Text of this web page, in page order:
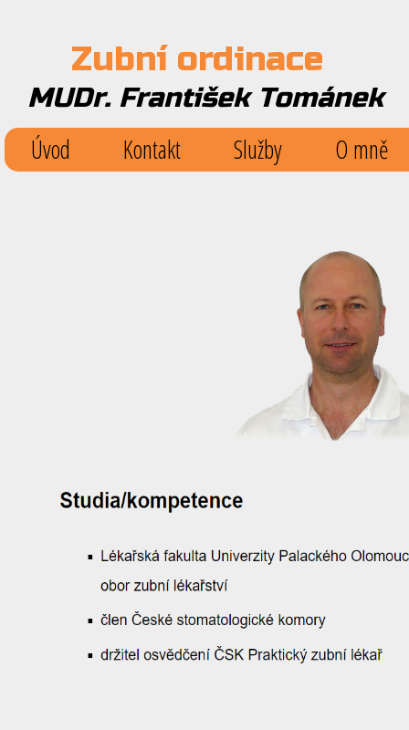
MUDr. František Tománek
Zubní ordinace
Úvod Kontakt Služby O mně